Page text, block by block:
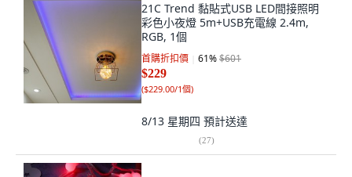
21C Trend 黏貼式USB LED間接照明
彩色小夜燈 5m+USB充電線 2.4m,
RGB, 1個
首購折扣價 61%$601
$229
($229.00/1個)
8/13 星期四 預計送達
(27)